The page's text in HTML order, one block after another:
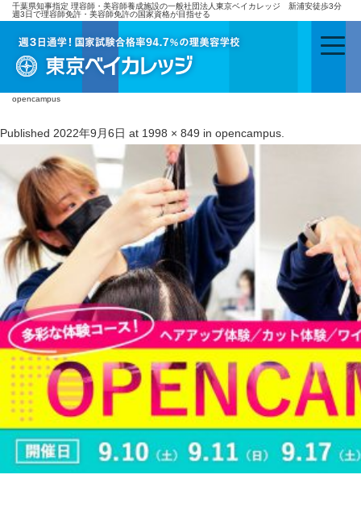
千葉県知事指定 理容師・美容師養成施設の一般社団法人東京ベイカレッジ 新浦安徒歩3分
週3日で理容師免許・美容師免許の国家資格が目指せる
opencampus
Published 2022年9月6日 at 1998 × 849 in opencampus